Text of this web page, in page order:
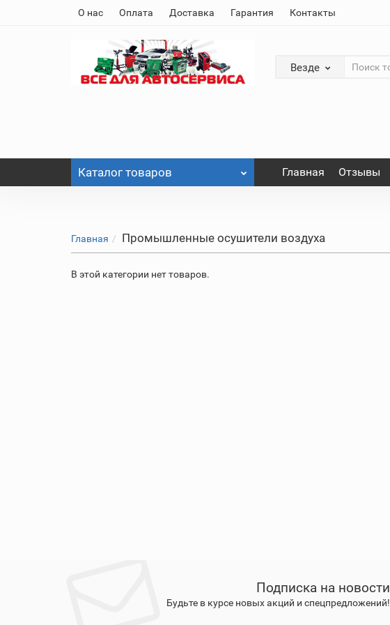
О нас Оплата Доставка Гарантия Контакты
Везде
Каталог товаров Главная Отзывы
Главная Промышленные осушители воздуха
В этой категории нет товаров.
Подписка на новости
Будьте в курсе новых акций и спецпредложений!